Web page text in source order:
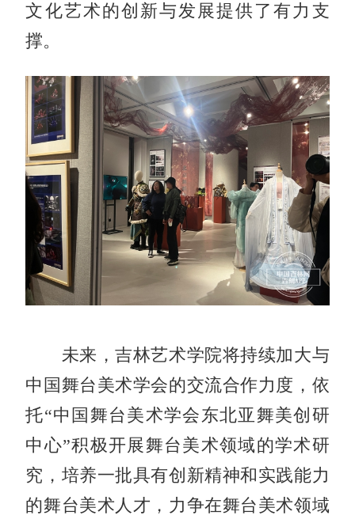
文化艺术的创新与发展提供了有力支
撑。
未来，吉林艺术学院将持续加大与
中国舞台美术学会的交流合作力度，依
托“中国舞台美术学会东北亚舞美创研
中心”积极开展舞台美术领域的学术研
究，培养一批具有创新精神和实践能力
的舞台美术人才，力争在舞台美术领域